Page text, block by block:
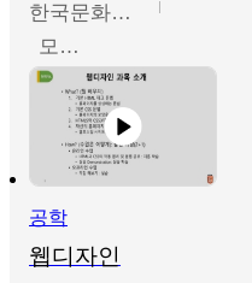
한국문화예술교육진흥원
모경환,성상환,정문성
공학
웹디자인